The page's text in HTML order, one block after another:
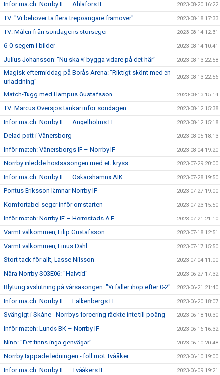
Inför match: Norrby IF – Ahlafors IF 2023-08-20 16:22
TV: "Vi behöver ta flera trepoängare framöver" 2023-08-18 17:33
TV: Målen från söndagens storseger 2023-08-14 12:31
6-0-segern i bilder 2023-08-14 10:41
Julius Johansson: "Nu ska vi bygga vidare på det här" 2023-08-13 22:58
Magisk eftermiddag på Borås Arena: "Riktigt skönt med en
urladdning"
2023-08-13 22:56
Match-Tugg med Hampus Gustafsson 2023-08-13 15:14
TV: Marcus Översjös tankar inför söndagen 2023-08-12 15:38
Inför match: Norrby IF – Ängelholms FF 2023-08-12 15:18
Delad pott i Vänersborg 2023-08-05 18:13
Inför match: Vänersborgs IF – Norrby IF 2023-08-04 19:20
Norrby inledde höstsäsongen med ett kryss 2023-07-29 20:00
Inför match: Norrby IF – Oskarshamns AIK 2023-07-28 19:50
Pontus Eriksson lämnar Norrby IF 2023-07-27 19:00
Komfortabel seger inför omstarten 2023-07-23 15:50
Inför match: Norrby IF – Herrestads AIF 2023-07-21 21:10
Varmt välkommen, Filip Gustafsson 2023-07-18 12:51
Varmt välkommen, Linus Dahl 2023-07-17 15:50
Stort tack för allt, Lasse Nilsson 2023-07-04 11:00
Nära Norrby S03E06: "Halvtid" 2023-06-27 17:32
Blytung avslutning på vårsäsongen: "Vi faller ihop efter 0-2" 2023-06-21 21:40
Inför match: Norrby IF – Falkenbergs FF 2023-06-20 18:07
Svängigt i Skåne - Norrbys forcering räckte inte till poäng 2023-06-18 10:30
Inför match: Lunds BK – Norrby IF 2023-06-16 16:32
Nino: "Det finns inga genvägar" 2023-06-10 20:48
Norrby tappade ledningen - föll mot Tvååker 2023-06-10 19:00
Inför match: Norrby IF – Tvååkers IF 2023-06-09 19:21